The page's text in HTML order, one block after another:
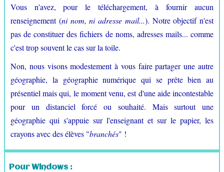
Vous n'avez, pour le téléchargement, à fournir aucun
renseignement (ni nom, ni adresse mail...). Notre objectif n'est
pas de constituer des fichiers de noms, adresses mails... comme
c'est trop souvent le cas sur la toile.
Non, nous visons modestement à vous faire partager une autre
géographie, la géographie numérique qui se prête bien au
présentiel mais qui, le moment venu, est d'une aide incontestable
pour un distanciel forcé ou souhaité. Mais surtout une
géographie qui s'appuie sur l'enseignant et sur le papier, les
crayons avec des élèves "branchés" !
Pour Windows :